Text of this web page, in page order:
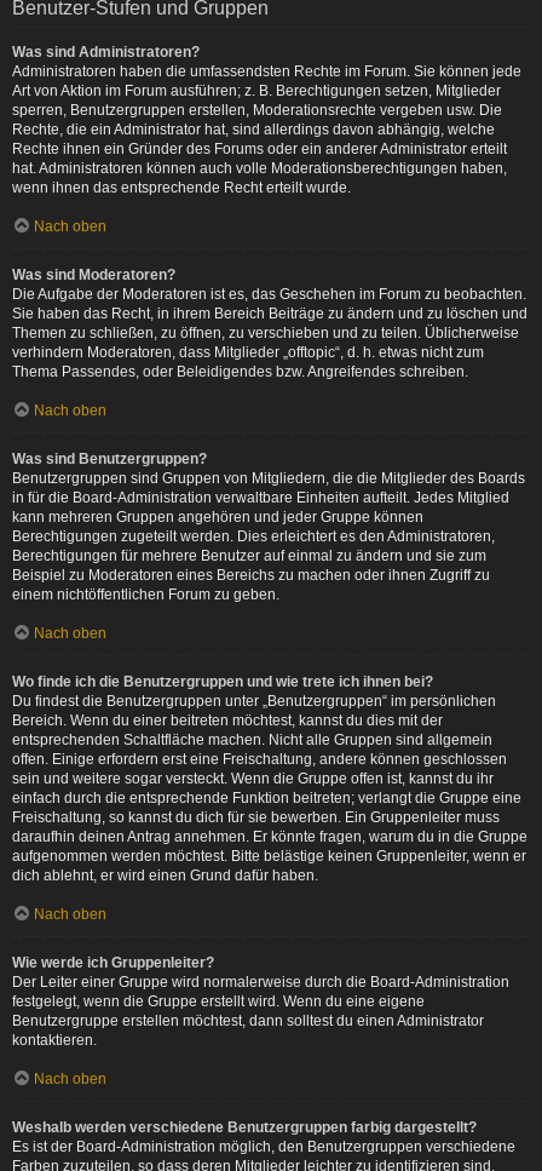
Benutzer-Stufen und Gruppen
Was sind Administratoren?
Administratoren haben die umfassendsten Rechte im Forum. Sie können jede
Art von Aktion im Forum ausführen; z. B. Berechtigungen setzen, Mitglieder
sperren, Benutzergruppen erstellen, Moderationsrechte vergeben usw. Die
Rechte, die ein Administrator hat, sind allerdings davon abhängig, welche
Rechte ihnen ein Gründer des Forums oder ein anderer Administrator erteilt
hat. Administratoren können auch volle Moderationsberechtigungen haben,
wenn ihnen das entsprechende Recht erteilt wurde.
Nach oben
Was sind Moderatoren?
Die Aufgabe der Moderatoren ist es, das Geschehen im Forum zu beobachten.
Sie haben das Recht, in ihrem Bereich Beiträge zu ändern und zu löschen und
Themen zu schließen, zu öffnen, zu verschieben und zu teilen. Üblicherweise
verhindern Moderatoren, dass Mitglieder „offtopic“, d. h. etwas nicht zum
Thema Passendes, oder Beleidigendes bzw. Angreifendes schreiben.
Nach oben
Was sind Benutzergruppen?
Benutzergruppen sind Gruppen von Mitgliedern, die die Mitglieder des Boards
in für die Board-Administration verwaltbare Einheiten aufteilt. Jedes Mitglied
kann mehreren Gruppen angehören und jeder Gruppe können
Berechtigungen zugeteilt werden. Dies erleichtert es den Administratoren,
Berechtigungen für mehrere Benutzer auf einmal zu ändern und sie zum
Beispiel zu Moderatoren eines Bereichs zu machen oder ihnen Zugriff zu
einem nichtöffentlichen Forum zu geben.
Nach oben
Wo finde ich die Benutzergruppen und wie trete ich ihnen bei?
Du findest die Benutzergruppen unter „Benutzergruppen“ im persönlichen
Bereich. Wenn du einer beitreten möchtest, kannst du dies mit der
entsprechenden Schaltfläche machen. Nicht alle Gruppen sind allgemein
offen. Einige erfordern erst eine Freischaltung, andere können geschlossen
sein und weitere sogar versteckt. Wenn die Gruppe offen ist, kannst du ihr
einfach durch die entsprechende Funktion beitreten; verlangt die Gruppe eine
Freischaltung, so kannst du dich für sie bewerben. Ein Gruppenleiter muss
daraufhin deinen Antrag annehmen. Er könnte fragen, warum du in die Gruppe
aufgenommen werden möchtest. Bitte belästige keinen Gruppenleiter, wenn er
dich ablehnt, er wird einen Grund dafür haben.
Nach oben
Wie werde ich Gruppenleiter?
Der Leiter einer Gruppe wird normalerweise durch die Board-Administration
festgelegt, wenn die Gruppe erstellt wird. Wenn du eine eigene
Benutzergruppe erstellen möchtest, dann solltest du einen Administrator
kontaktieren.
Nach oben
Weshalb werden verschiedene Benutzergruppen farbig dargestellt?
Es ist der Board-Administration möglich, den Benutzergruppen verschiedene
Farben zuzuteilen, so dass deren Mitglieder leichter zu identifizieren sind.